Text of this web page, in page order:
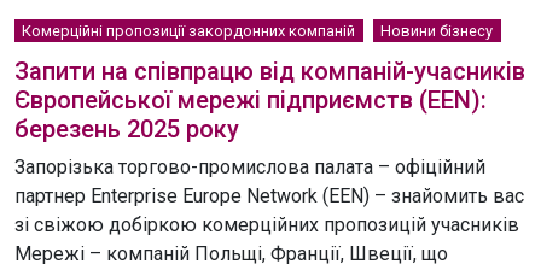
Комерційні пропозиції закордонних компаній Новини бізнесу
Запити на співпрацю від компаній-учасників
Європейської мережі підприємств (EEN):
березень 2025 року
Запорізька торгово-промислова палата – офіційний
партнер Enterprise Europe Network (EEN) – знайомить вас
зі свіжою добіркою комерційних пропозицій учасників
Мережі – компаній Польщі, Франції, Швеції, що